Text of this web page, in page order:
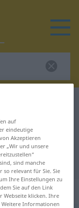
auf
eindeutige
Akzeptieren
„Wir und unsere
sind manche
so relevant für Sie. Sie
Ihre Einstellungen zu
Sie auf den Link
Webseite klicken. Ihre
Weitere Informationen